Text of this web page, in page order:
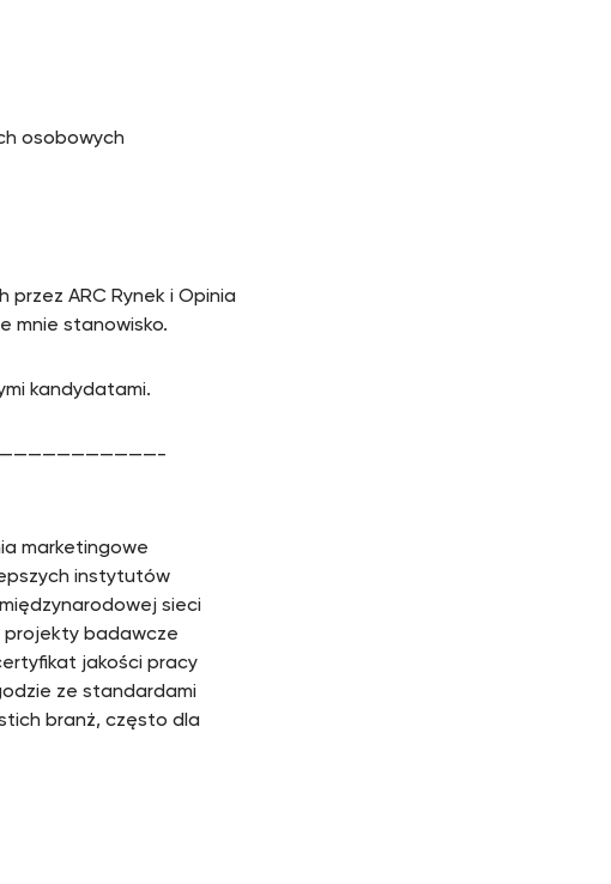
osobowych
ARC Rynek i Opinia
mnie stanowisko.
kandydatami.
marketingowe
instytutów
sieci
projekty badawcze
jakości pracy
ze standardami
branż, często dla